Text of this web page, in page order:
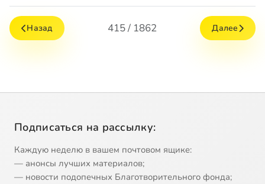
Назад 415 / 1862 Далее
Подписаться на рассылку:
Каждую неделю в вашем почтовом ящике:
— анонсы лучших материалов;
— новости подопечных Благотворительного фонда;